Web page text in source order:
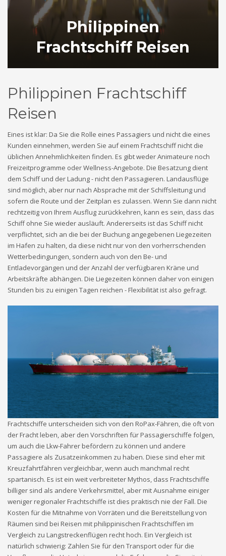
Philippinen
Frachtschiff Reisen
Philippinen Frachtschiff
Reisen
Eines ist klar: Da Sie die Rolle eines Passagiers und nicht die eines
Kunden einnehmen, werden Sie auf einem Frachtschiff nicht die
üblichen Annehmlichkeiten finden. Es gibt weder Animateure noch
Freizeitprogramme oder Wellness-Angebote. Die Besatzung dient
dem Schiff und der Ladung - nicht den Passagieren. Landausflüge
sind möglich, aber nur nach Absprache mit der Schiffsleitung und
sofern die Route und der Zeitplan es zulassen. Wenn Sie dann nicht
rechtzeitig von Ihrem Ausflug zurückkehren, kann es sein, dass das
Schiff ohne Sie wieder ausläuft. Andererseits ist das Schiff nicht
verpflichtet, sich an die bei der Buchung angegebenen Liegezeiten
im Hafen zu halten, da diese nicht nur von den vorherrschenden
Wetterbedingungen, sondern auch von den Be- und
Entladevorgängen und der Anzahl der verfügbaren Kräne und
Arbeitskräfte abhängen. Die Liegezeiten können daher von einigen
Stunden bis zu einigen Tagen reichen - Flexibilität ist also gefragt.
Frachtschiffe unterscheiden sich von den RoPax-Fähren, die oft von
der Fracht leben, aber den Vorschriften für Passagierschiffe folgen,
um auch die Lkw-Fahrer befördern zu können und andere
Passagiere als Zusatzeinkommen zu haben. Diese sind eher mit
Kreuzfahrtfähren vergleichbar, wenn auch manchmal recht
spartanisch. Es ist ein weit verbreiteter Mythos, dass Frachtschiffe
billiger sind als andere Verkehrsmittel, aber mit Ausnahme einiger
weniger regionaler Frachtschiffe ist dies praktisch nie der Fall. Die
Kosten für die Mitnahme von Vorräten und die Bereitstellung von
Räumen sind bei Reisen mit philippinischen Frachtschiffen im
Vergleich zu Langstreckenflügen recht hoch. Ein Vergleich ist
natürlich schwierig: Zahlen Sie für den Transport oder für die